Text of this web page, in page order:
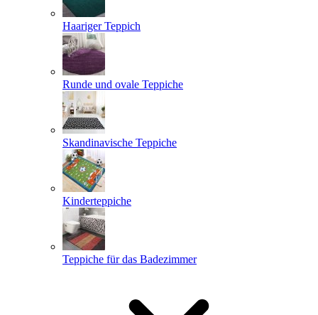
Haariger Teppich
Runde und ovale Teppiche
Skandinavische Teppiche
Kinderteppiche
Teppiche für das Badezimmer